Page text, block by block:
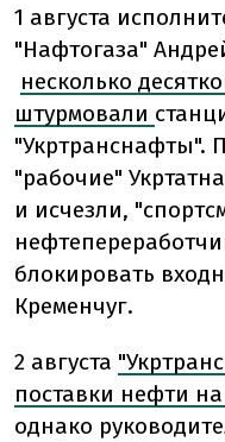
1 августа
"Нафтогаза"
несколько
штурмовали
"Укртранснафты".
"рабочие"
и исчезли,
блокировать
Кременчуг.
2 августа
поставки нефти
однако